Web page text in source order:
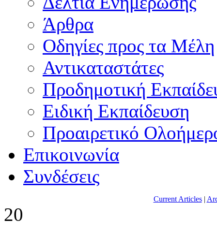
Άρθρα
Οδηγίες προς τα Μέλη
Αντικαταστάτες
Προδημοτική
Ειδική Εκπαίδευση
Προαιρετικό
Επικοινωνία
Συνδέσεις
Current Articles|
20